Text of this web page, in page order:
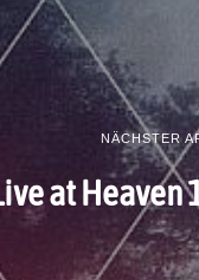
NÄCHSTER
at Heaven